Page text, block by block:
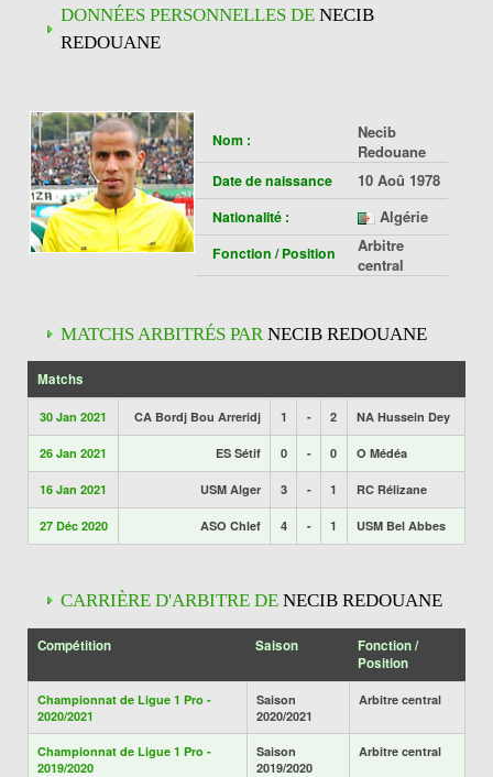
DONNÉES PERSONNELLES DE NECIB
REDOUANE
Nom :
Necib
Redouane
Date de naissance 10 Aoû 1978
Nationalité : Algérie
Fonction / Position
Arbitre
central
MATCHS ARBITRÉS PARNECIB REDOUANE
Matchs
30 Jan 2021 CA Bordj Bou Arreridj 1 - 2 NA Hussein Dey
26 Jan 2021 ES Sétif 0 - 0 O Médéa
16 Jan 2021 USM Alger 3 - 1 RC Rélizane
27 Déc 2020 ASO Chlef 4 - 1 USM Bel Abbes
CARRIÈRE D'ARBITRE DE NECIB REDOUANE
Compétition Saison
Fonction /
Position
Championnat de Ligue 1 Pro -
2020/2021
Saison
2020/2021
Arbitre central
Championnat de Ligue 1 Pro -
2019/2020
Saison
2019/2020
Arbitre central